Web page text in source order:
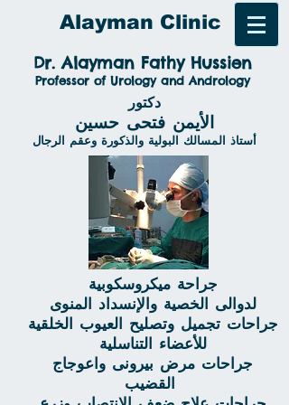
Alayman Clinic
Dr. Alayman Fathy Hussien
Professor of Urology and Andrology
دكتور
الأيمن فتحى حسين
أستاذ المسالك البولية والذكورة وعقم الرجال
جراحة ميكروسكوبية
لدوالى الخصية والإنسداد المنوى
جراحات تجميل وتصليح العيوب الخلقية
للأعضاء التناسلية
جراحات مرض بيرونى واعوجاج